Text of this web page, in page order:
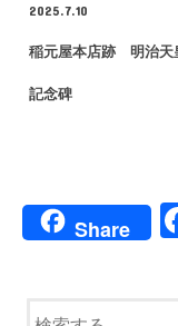
2025.7.10
稲元屋本店跡 明治天
記念碑
Share